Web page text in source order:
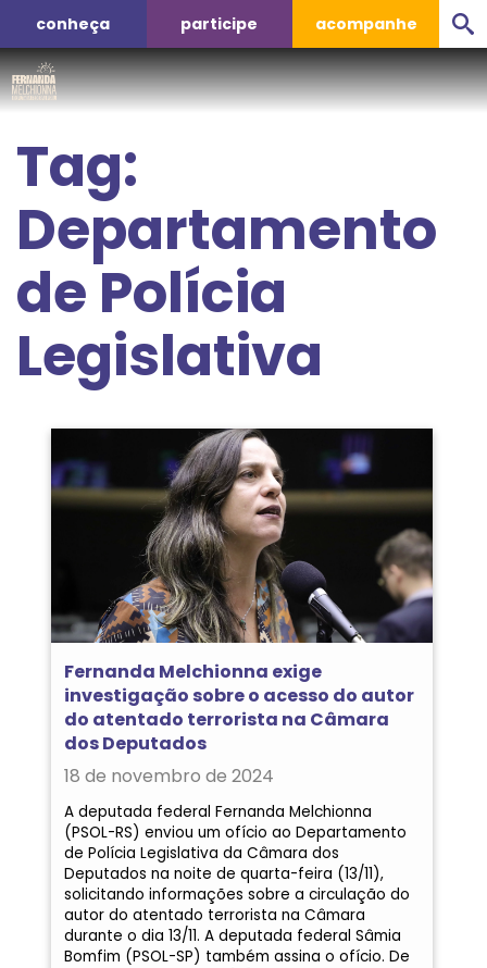
conheça participe acompanhe
Tag:
Departamento
de Polícia
Legislativa
Fernanda Melchionna exige
investigação sobre o acesso do autor
do atentado terrorista na Câmara
dos Deputados
18 de novembro de 2024
A deputada federal Fernanda Melchionna
(PSOL-RS) enviou um ofício ao Departamento
de Polícia Legislativa da Câmara dos
Deputados na noite de quarta-feira (13/11),
solicitando informações sobre a circulação do
autor do atentado terrorista na Câmara
durante o dia 13/11. A deputada federal Sâmia
Bomfim (PSOL-SP) também assina o ofício. De